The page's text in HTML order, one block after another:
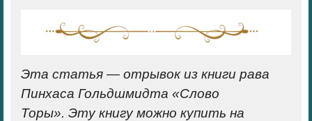
Эта статья — отрывок из книги рава
Пинхаса Гольдшмидта «Слово
Торы». Эту книгу можно купить на